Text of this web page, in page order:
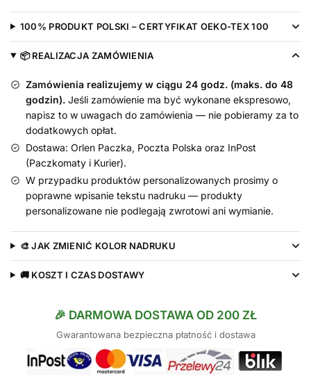
Złoty
-
koszulka
100% PRODUKT POLSKI – CERTYFIKAT OEKO-TEX 100
📦 REALIZACJA ZAMÓWIENIA
Zamówienia realizujemy w ciągu 24 godz. (maks. do 48
godzin). Jeśli zamówienie ma być wykonane ekspresowo,
napisz to w uwagach do zamówienia — nie pobieramy za to
dodatkowych opłat.
Dostawa: Orlen Paczka, Poczta Polska oraz InPost
(Paczkomaty i Kurier).
W przypadku produktów personalizowanych prosimy o
poprawne wpisanie tekstu nadruku — produkty
personalizowane nie podlegają zwrotowi ani wymianie.
🎨 JAK ZMIENIĆ KOLOR NADRUKU
🚚 KOSZT I CZAS DOSTAWY
🎉 DARMOWA DOSTAWA OD 200 ZŁ
Gwarantowana bezpieczna płatność i dostawa